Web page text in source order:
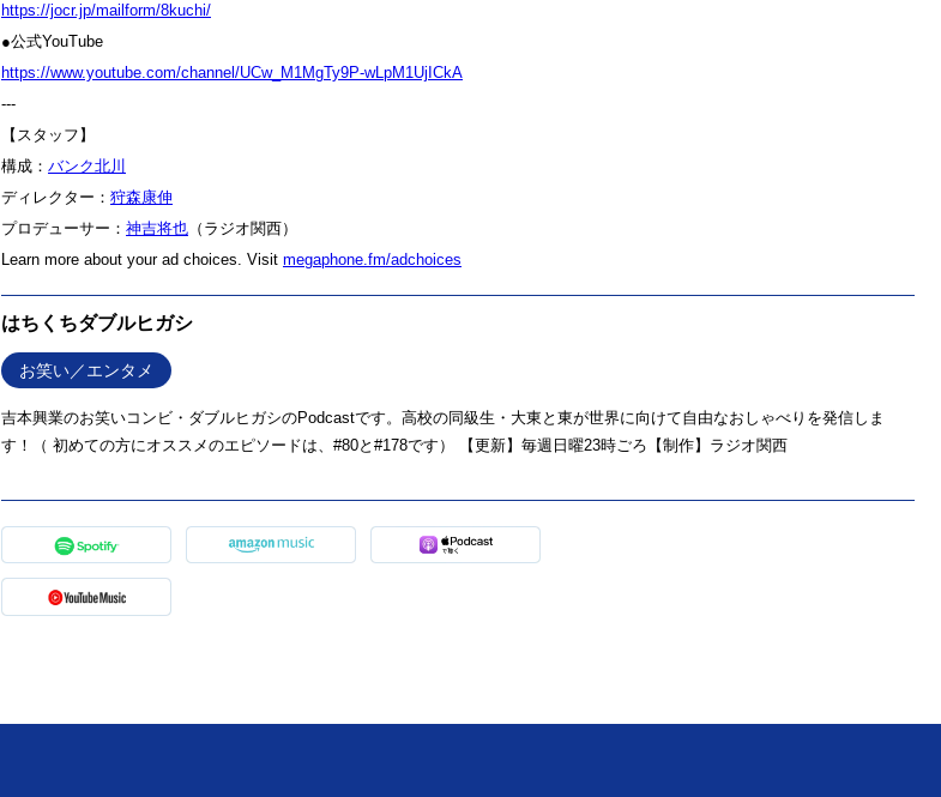
⁠⁠⁠⁠⁠⁠⁠⁠⁠⁠⁠⁠⁠⁠⁠⁠⁠⁠⁠⁠⁠⁠⁠⁠⁠⁠⁠⁠⁠⁠⁠⁠https://jocr.jp/mailform/8kuchi/⁠⁠⁠⁠⁠⁠⁠⁠⁠⁠⁠⁠⁠⁠⁠⁠⁠⁠⁠⁠⁠⁠⁠⁠⁠⁠⁠⁠⁠⁠⁠⁠
●公式YouTube
⁠⁠⁠⁠⁠⁠⁠⁠⁠⁠⁠⁠⁠⁠⁠⁠⁠⁠⁠⁠⁠⁠⁠⁠⁠⁠⁠⁠⁠⁠⁠⁠https://www.youtube.com/channel/UCw_M1MgTy9P-wLpM1UjICkA⁠⁠⁠⁠⁠⁠⁠⁠⁠⁠⁠⁠⁠⁠⁠⁠⁠⁠⁠⁠⁠⁠⁠⁠⁠⁠⁠⁠⁠⁠⁠
---
【スタッフ】
構成： ⁠⁠⁠⁠⁠⁠⁠⁠⁠⁠⁠⁠⁠⁠⁠⁠⁠⁠⁠⁠⁠⁠⁠⁠⁠⁠⁠⁠⁠⁠⁠⁠バンク北川⁠⁠⁠⁠⁠⁠⁠⁠⁠⁠⁠⁠⁠⁠⁠⁠⁠⁠⁠⁠⁠⁠⁠⁠⁠⁠⁠⁠⁠⁠⁠⁠
ディレクター： ⁠⁠⁠⁠⁠⁠⁠⁠⁠⁠⁠⁠⁠⁠⁠⁠⁠⁠⁠⁠⁠⁠⁠⁠⁠⁠⁠⁠⁠⁠⁠⁠狩森康伸⁠⁠⁠⁠⁠⁠⁠⁠⁠⁠⁠⁠⁠⁠⁠⁠⁠⁠⁠⁠⁠⁠⁠⁠⁠⁠⁠⁠⁠⁠⁠⁠
プロデューサー： ⁠⁠⁠⁠⁠⁠⁠⁠⁠⁠⁠⁠⁠⁠⁠⁠⁠⁠⁠⁠⁠⁠⁠⁠⁠⁠⁠⁠⁠⁠⁠⁠神吉将也⁠⁠⁠⁠⁠⁠⁠⁠⁠⁠⁠⁠⁠⁠⁠⁠⁠⁠⁠⁠⁠⁠⁠⁠⁠⁠⁠⁠⁠⁠⁠⁠ （ラジオ関西）
Learn more about your ad choices. Visit megaphone.fm/adchoices
はちくちダブルヒガシ
お笑い／エンタメ
吉本興業のお笑いコンビ・ダブルヒガシのPodcastです。高校の同級生・大東と東が世界に向けて自由なおしゃべりを発信しま
す！（ 初めての方にオススメのエピソードは、#80と#178です） 【更新】毎週日曜23時ごろ【制作】ラジオ関西